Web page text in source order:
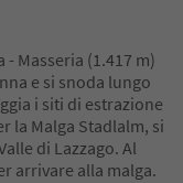
Masseria (1.417 m)
e si snoda lungo
i siti di estrazione
la Malga Stadlalm, si
di Lazzago. Al
arrivare alla malga.